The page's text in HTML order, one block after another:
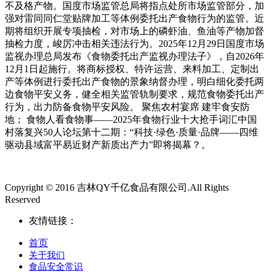
不及格产物。国度市场监管总局将指点处所市场监管部分，加
强对雷同同仁堂贴牌加工等体例委托出产食物行为的监管。近
期将组织开展专项抽检，对市场上的磷虾油、鱼油等产物加督
抽检力度，峻厉冲击相关违法行为。2025年12月29日国度市场
监视办理总局发布《食物委托出产监视办理法子》，自2026年
12月1日起施行。将商标授权、特许运营、来料加工、定制出
产等体例进行委托出产食物的景象纳督办理，明白细化委托两
边食物平安义务，健全相关监管轨制要求，规范食物委托出产
行为，出力防备食物平安风险。 聚焦农村宴席 建牢食安防
地； 食物人看食物事——2025年食物行业十大抢手词汇中国
村落复兴50人论坛第十二期：“科技·绿色·质量·品牌——四维
驱动县域富平易近财产新质出产力”即将揭幕？。
Copyright © 2016 吉林QY千亿食品有限公司.All Rights
Reserved
友情链接：
首页
关于我们
食品安全常识